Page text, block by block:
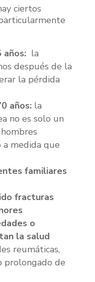
ciertos
años:la
después de la
la pérdida
años:la
no es solo un
medida que
familiares
fracturas
o
la salud
reumáticas,
prolongado de